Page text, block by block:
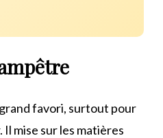
favori, surtout pour
Il mise sur les matières